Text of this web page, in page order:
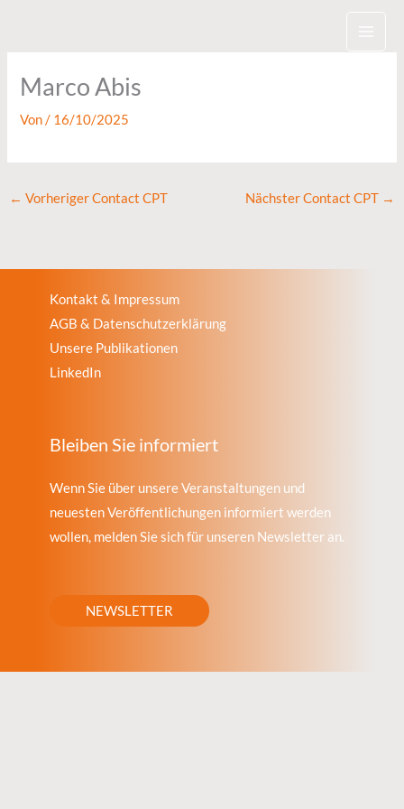
Marco Abis
Von/ 16/10/2025
← Vorheriger Contact CPT Nächster Contact CPT →
Kontakt & Impressum
AGB & Datenschutzerklärung
Unsere Publikationen
LinkedIn
Bleiben Sie informiert
Wenn Sie über unsere Veranstaltungen und
neuesten Veröffentlichungen informiert werden
wollen, melden Sie sich für unseren Newsletter an.
NEWSLETTER